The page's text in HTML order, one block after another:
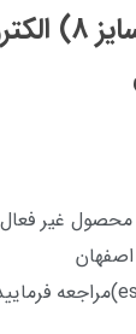
محصول غیر